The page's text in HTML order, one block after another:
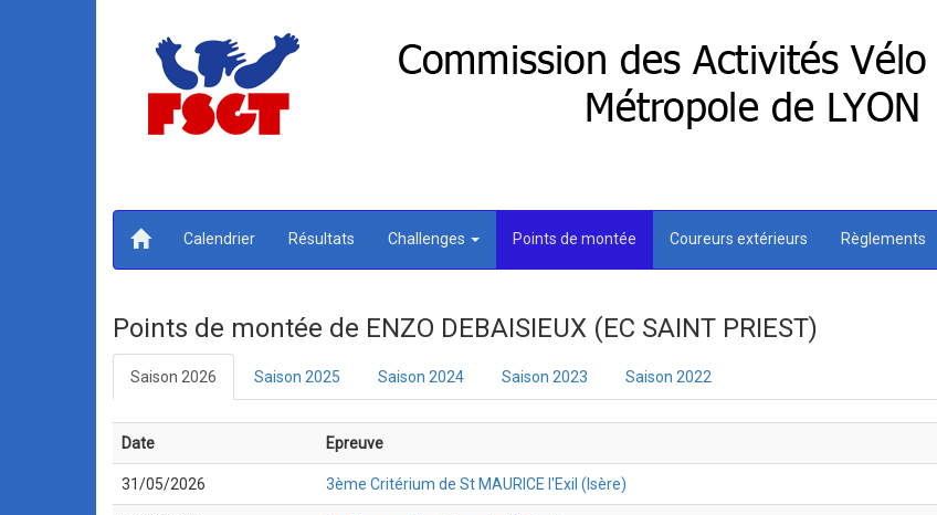
Calendrier Résultats Challenges Points de montée Coureurs extérieurs Règlements
Points de montée de ENZO DEBAISIEUX (EC SAINT PRIEST)
Saison 2026 Saison 2025 Saison 2024 Saison 2023 Saison 2022
Date Epreuve
31/05/2026 3ème Critérium de St MAURICE l'Exil (Isère)